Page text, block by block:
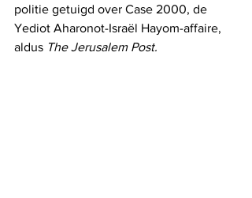
politie getuigd over Case 2000, de
Yediot Aharonot-Israël Hayom-affaire,
aldus The Jerusalem Post.